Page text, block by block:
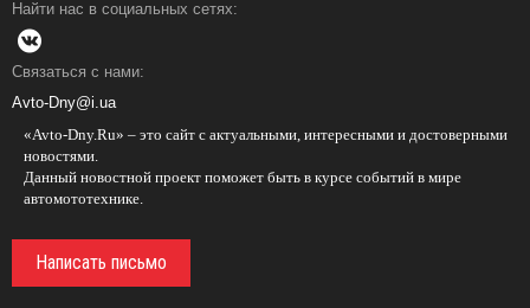
Найти нас в социальных сетях:
Связаться с нами:
Avto-Dny@i.ua
«Avto-Dny.Ru» – это сайт с актуальными, интересными и достоверными
новостями.
Данный новостной проект поможет быть в курсе событий в мире
автомототехнике.
Написать письмо